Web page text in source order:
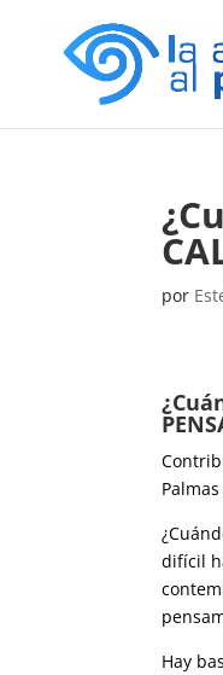
por
difícil
Hay